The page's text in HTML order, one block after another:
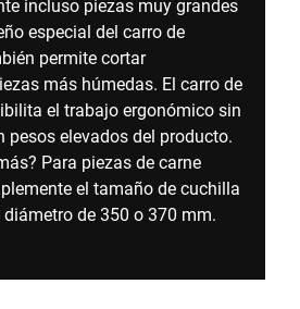
incluso piezas muy grandes
especial del carro de
permite cortar
más húmedas. El carro de
el trabajo ergonómico sin
elevados del producto.
Para piezas de carne
el tamaño de cuchilla
de 350 o 370 mm.